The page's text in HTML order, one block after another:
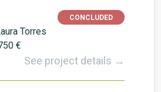
CONCLUDED
Torres
€
See project details →